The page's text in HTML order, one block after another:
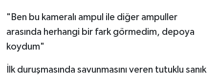
"Ben bu kameralı ampul ile diğer ampuller
arasında herhangi bir fark görmedim, depoya
koydum"
İlk duruşmasında savunmasını veren tutuklu sanık